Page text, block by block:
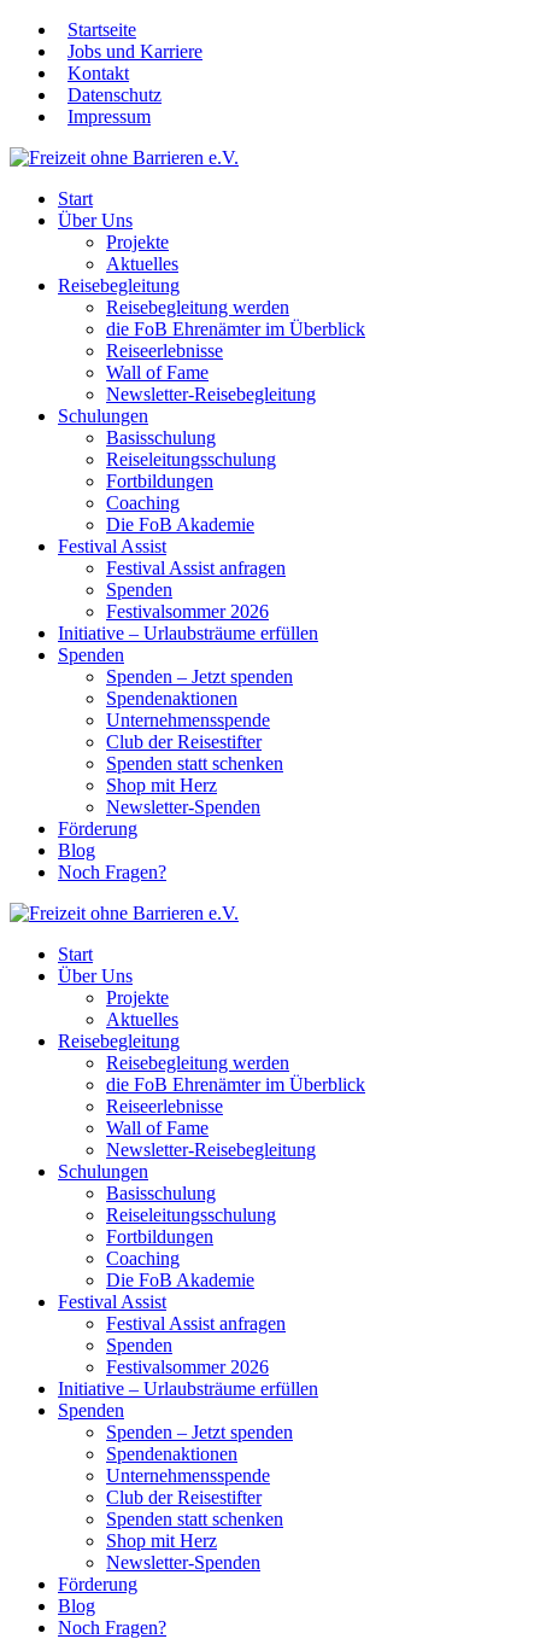
Startseite
Jobs und Karriere
Kontakt
Datenschutz
Impressum
Start
Über Uns
Projekte
Aktuelles
Reisebegleitung
Reisebegleitung werden
die FoB Ehrenämter im Überblick
Reiseerlebnisse
Wall of Fame
Newsletter-Reisebegleitung
Schulungen
Basisschulung
Reiseleitungsschulung
Fortbildungen
Coaching
Die FoB Akademie
Festival Assist
Festival Assist anfragen
Spenden
Festivalsommer 2026
Initiative – Urlaubsträume erfüllen
Spenden
Spenden – Jetzt spenden
Spendenaktionen
Unternehmensspende
Club der Reisestifter
Spenden statt schenken
Shop mit Herz
Newsletter-Spenden
Förderung
Blog
Noch Fragen?
Start
Über Uns
Projekte
Aktuelles
Reisebegleitung
Reisebegleitung werden
die FoB Ehrenämter im Überblick
Reiseerlebnisse
Wall of Fame
Newsletter-Reisebegleitung
Schulungen
Basisschulung
Reiseleitungsschulung
Fortbildungen
Coaching
Die FoB Akademie
Festival Assist
Festival Assist anfragen
Spenden
Festivalsommer 2026
Initiative – Urlaubsträume erfüllen
Spenden
Spenden – Jetzt spenden
Spendenaktionen
Unternehmensspende
Club der Reisestifter
Spenden statt schenken
Shop mit Herz
Newsletter-Spenden
Förderung
Blog
Noch Fragen?